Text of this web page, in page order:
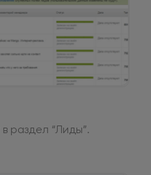
раздел “Лиды”.